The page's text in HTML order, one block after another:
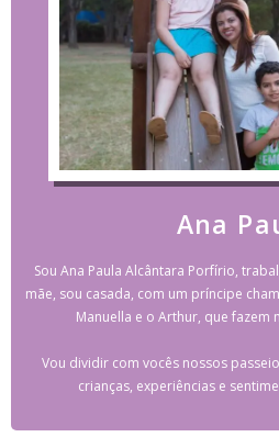
Ana
Sou Ana Paula Alcântara Porfírio,
mãe, sou casada, com um príncipe
Manuella e o Arthur, que fazem
Vou dividir com vocês nossos
crianças, experiências e